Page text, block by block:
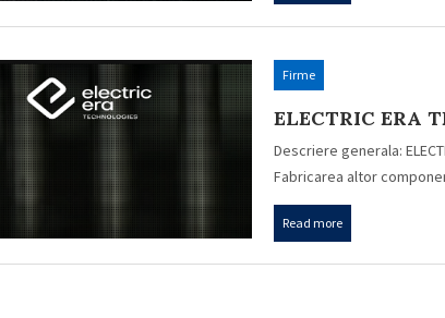
Firme
ELECTRIC ERA
Descriere generala:
Fabricarea altor
Read more